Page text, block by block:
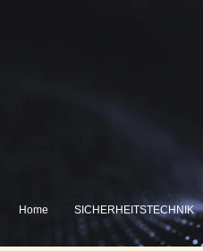
Home SICHERHEITSTECHNIK